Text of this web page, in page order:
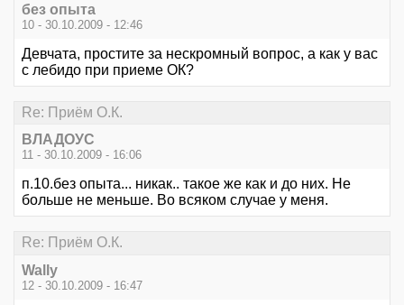
без опыта
10 - 30.10.2009 - 12:46
Девчата, простите за нескромный вопрос, а как у вас
с лебидо при приеме ОК?
Re: Приём О.К.
ВЛАДОУС
11 - 30.10.2009 - 16:06
п.10.без опыта... никак.. такое же как и до них. Не
больше не меньше. Во всяком случае у меня.
Re: Приём О.К.
Wally
12 - 30.10.2009 - 16:47